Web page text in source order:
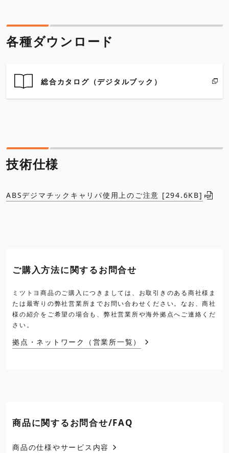
各種ダウンロード
総合カタログ（デジタルブック）
技術仕様
ABSデジマチックキャリパ使用上のご注意 [294.6KB]
ご購入方法に関するお問合せ
ミツトヨ商品のご購入につきましては、お取引きのある商社様ま
たは最寄りの弊社営業所までお問い合わせください。なお、商社
様の紹介をご希望の場合も、弊社営業所や海外拠点へご連絡くだ
さい。
拠点・ネットワーク（営業所一覧）
商品に関するお問合せ/FAQ
商品の仕様やサービス内容